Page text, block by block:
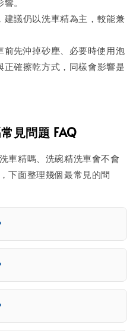
議仍以洗車精為主，較能兼
先沖掉砂塵、必要時使用泡
確擦乾方式，同樣會影響是
見問題 FAQ
車精嗎、洗碗精洗車會不會
下面整理幾個最常見的問